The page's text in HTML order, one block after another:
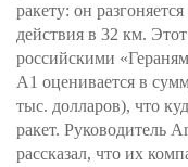
ракету: он
действия в 32 км.
российскими
A1 оценивается в
тыс. долларов), что
ракет. Руководитель
рассказал, что их